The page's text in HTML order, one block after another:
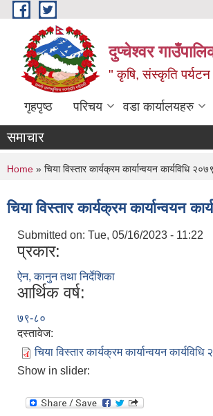
Skip to main content
दुप्चेश्वर
" कृषि, संस्कृति पर्यटन
गृहपृष्ठ परिचय वडा कार्यालयहरु
समाचार
You are here
Home » चिया विस्तार कार्यक्रम कार्यान्वयन कार्यविधि २०७९
चिया विस्तार कार्यक्रम कार्यान्वयन
Submitted on: Tue, 05/16/2023 - 11:22
प्रकार:
ऐन, कानुन तथा निर्देशिका
आर्थिक वर्ष:
७९-८०
दस्तावेज:
चिया विस्तार कार्यक्रम कार्यान्वयन
Show in slider: